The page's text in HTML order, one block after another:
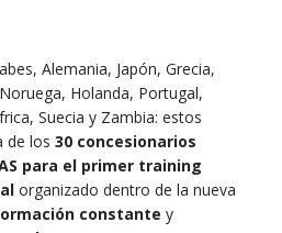
Alemania, Japón, Grecia,
Holanda, Portugal,
Suecia y Zambia: estos
de los 30 concesionarios
para el primer training
organizado dentro de la nueva
constante y